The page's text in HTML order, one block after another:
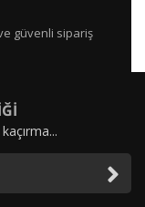
güvenli sipariş